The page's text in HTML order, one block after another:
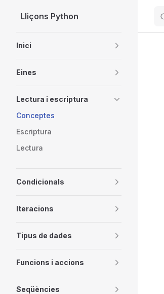
Skip to content
Lliçons Python
Inici
Eines
Lectura i escriptura
Conceptes
Escriptura
Lectura
Condicionals
Iteracions
Tipus de dades
Funcions i accions
Seqüències